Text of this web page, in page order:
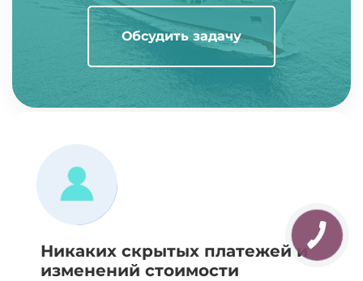
Обсудить задачу
Никаких скрытых платежей и
изменений стоимости